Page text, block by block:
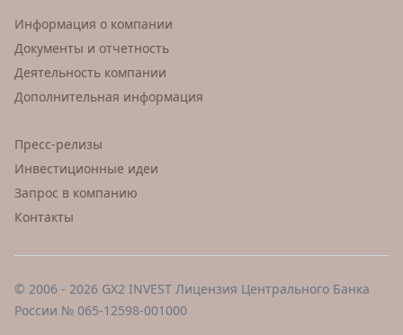
Информация о компании
Документы и отчетность
Деятельность компании
Дополнительная информация
Пресс-релизы
Инвестиционные идеи
Запрос в компанию
Контакты
© 2006 - 2026 GX2 INVEST Лицензия Центрального Банка
России № 065-12598-001000